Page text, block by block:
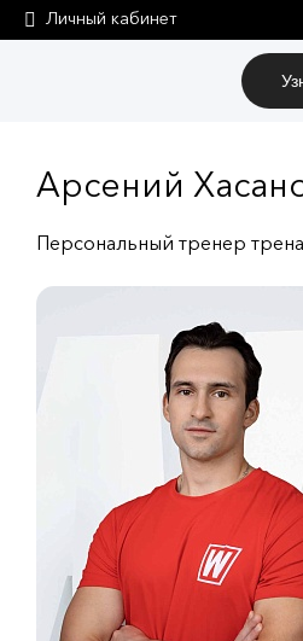
Личный кабинет
Арсений
Персональный тренер